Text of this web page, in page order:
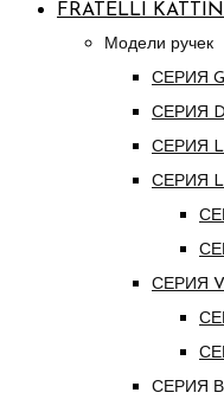
FRATELLI KATTINI
Модели ручек
СЕРИЯ
СЕРИЯ
СЕРИЯ
СЕРИЯ
СЕРИЯ
СЕРИЯ